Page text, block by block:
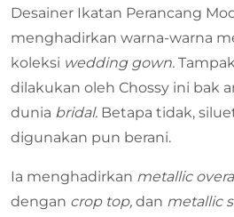
Desainer Ikatan Perancang
menghadirkan warna-warna
koleksi wedding gown.
dilakukan oleh Chossy ini bak
dunia bridal. Betapa tidak,
digunakan pun berani.
Ia menghadirkan metallic
dengan crop top, dan metallic